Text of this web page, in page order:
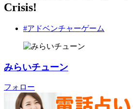
Crisis!
#アドベンチャーゲーム
みらいチューン
フォロー